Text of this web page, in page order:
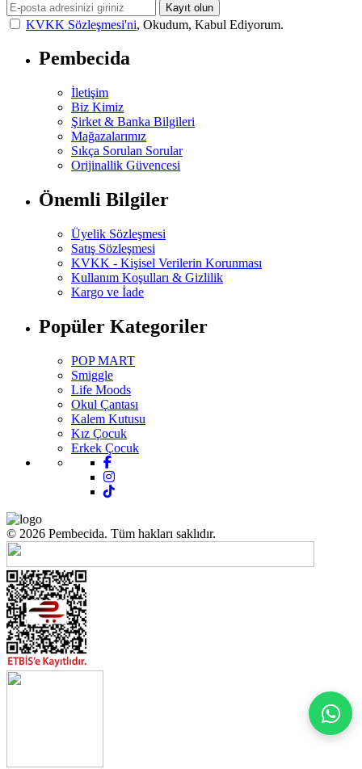
Kayıt olun
KVKK Sözleşmesi'ni, Okudum, Kabul Ediyorum.
Pembecida
İletişim
Biz Kimiz
Şirket & Banka Bilgileri
Mağazalarımız
Sıkça Sorulan Sorular
Orijinallik Güvencesi
Önemli Bilgiler
Üyelik Sözleşmesi
Satış Sözleşmesi
KVKK - Kişisel Verilerin Korunması
Kullanım Koşulları & Gizlilik
Kargo ve İade
Popüler Kategoriler
POP MART
Smiggle
Life Moods
Okul Çantası
Kalem Kutusu
Kız Çocuk
Erkek Çocuk
© 2026 Pembecida. Tüm hakları saklıdır.